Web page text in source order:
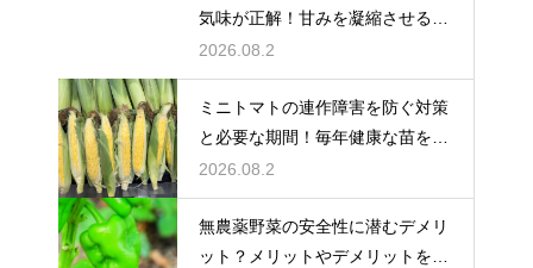
気味が正解！甘みを凝縮させる管
理法
2026.08.2
ミニトマトの連作障害を防ぐ対策
と必要な期間！毎年健康な苗を育
てる
2026.08.2
無農薬野菜の安全性に潜むデメリ
ット？メリットやデメリットを徹